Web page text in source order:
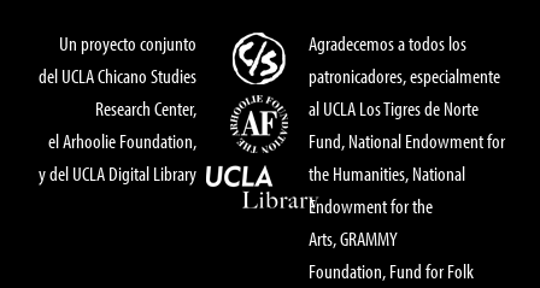
Un proyecto conjunto
del UCLA Chicano Studies
Research Center,
el Arhoolie Foundation,
y del UCLA Digital Library
Agradecemos a todos los
patronicadores, especialmente
al UCLA Los Tigres de Norte
Fund, National Endowment for
the Humanities, National
Endowment for the
Arts, GRAMMY
Foundation, Fund for Folk